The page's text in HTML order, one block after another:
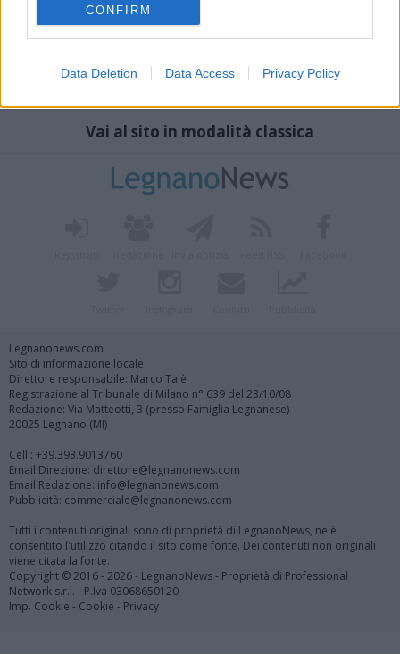
CONFIRM
Data Deletion Data Access Privacy Policy
Vai al sito in modalità classica
Legnanonews.com
Sito di informazione locale
Direttore responsabile: Marco Tajè
Registrazione al Tribunale di Milano n° 639 del 23/10/08
Redazione: Via Matteotti, 3 (presso Famiglia Legnanese)
20025 Legnano (MI)
Cell.: +39.393.9013760
Email Direzione: direttore@legnanonews.com
Email Redazione: info@legnanonews.com
Pubblicità: commerciale@legnanonews.com
Tutti i contenuti originali sono di proprietà di LegnanoNews, ne è
consentito l'utilizzo citando il sito come fonte. Dei contenuti non originali
viene citata la fonte.
Copyright © 2016 - 2026 - LegnanoNews - Proprietà di Professional
Network s.r.l. - P.Iva 03068650120
Imp. Cookie - Cookie - Privacy